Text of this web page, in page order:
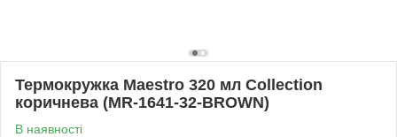
Термокружка Maestro 320 мл Collection
коричнева (MR-1641-32-BROWN)
В наявності